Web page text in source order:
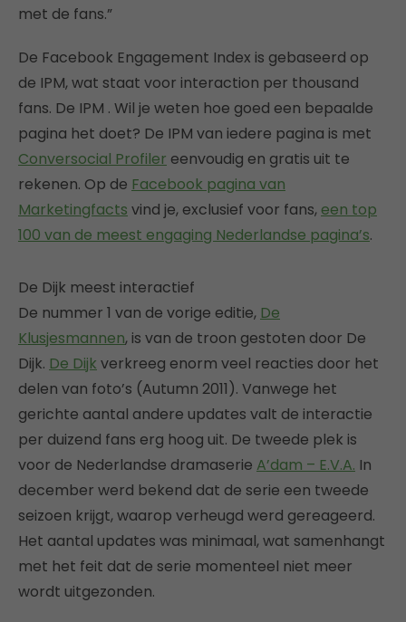
met de fans.”
De Facebook Engagement Index is gebaseerd op
de IPM, wat staat voor interaction per thousand
fans. De IPM . Wil je weten hoe goed een bepaalde
pagina het doet? De IPM van iedere pagina is met
Conversocial Profiler eenvoudig en gratis uit te
rekenen. Op de Facebook pagina van
Marketingfacts vind je, exclusief voor fans, een top
100 van de meest engaging Nederlandse pagina’s.
De Dijk meest interactief
De nummer 1 van de vorige editie, De
Klusjesmannen, is van de troon gestoten door De
Dijk. De Dijk verkreeg enorm veel reacties door het
delen van foto’s (Autumn 2011). Vanwege het
gerichte aantal andere updates valt de interactie
per duizend fans erg hoog uit. De tweede plek is
voor de Nederlandse dramaserie A’dam – E.V.A. In
december werd bekend dat de serie een tweede
seizoen krijgt, waarop verheugd werd gereageerd.
Het aantal updates was minimaal, wat samenhangt
met het feit dat de serie momenteel niet meer
wordt uitgezonden.